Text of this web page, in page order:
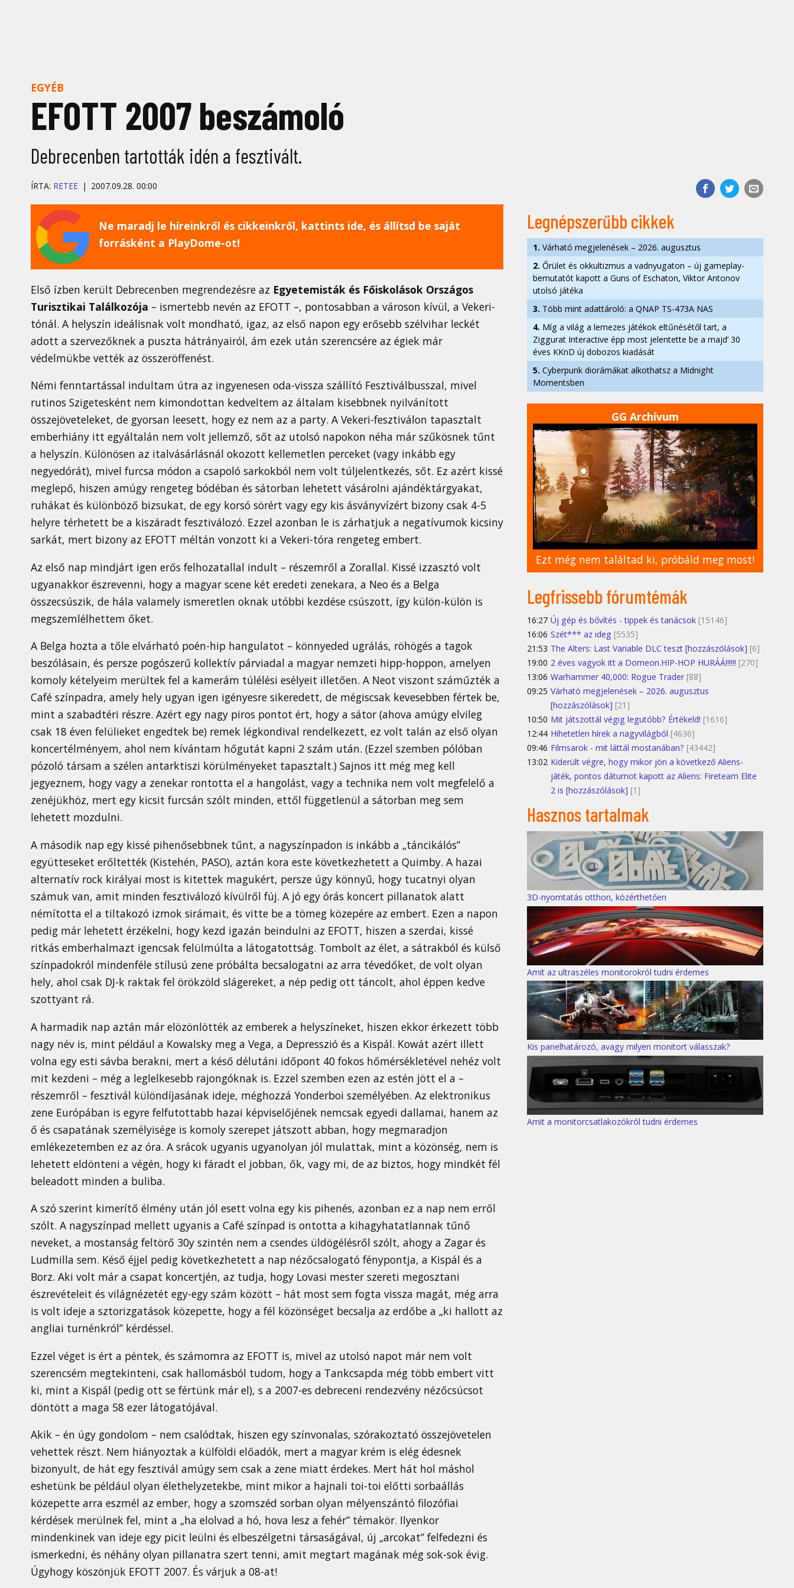
EGYÉB
EFOTT 2007 beszámoló
Debrecenben tartották idén a fesztivált.
ÍRTA: RETEE 2007.09.28. 00:00
Ne maradj le híreinkről és cikkeinkről, kattints ide, és állítsd be saját
forrásként a PlayDome-ot!
Első ízben került Debrecenben megrendezésre az Egyetemisták és Főiskolások Országos
Turisztikai Találkozója – ismertebb nevén az EFOTT –, pontosabban a városon kívül, a Vekeri-
tónál. A helyszín ideálisnak volt mondható, igaz, az első napon egy erősebb szélvihar leckét
adott a szervezőknek a puszta hátrányairól, ám ezek után szerencsére az égiek már
védelmükbe vették az összeröffenést.
Némi fenntartással indultam útra az ingyenesen oda-vissza szállító Fesztiválbusszal, mivel
rutinos Szigetesként nem kimondottan kedveltem az általam kisebbnek nyilvánított
összejöveteleket, de gyorsan leesett, hogy ez nem az a party. A Vekeri-fesztiválon tapasztalt
emberhiány itt egyáltalán nem volt jellemző, sőt az utolsó napokon néha már szűkösnek tűnt
a helyszín. Különösen az italvásárlásnál okozott kellemetlen perceket (vagy inkább egy
negyedórát), mivel furcsa módon a csapoló sarkokból nem volt túljelentkezés, sőt. Ez azért kissé
meglepő, hiszen amúgy rengeteg bódéban és sátorban lehetett vásárolni ajándéktárgyakat,
ruhákat és különböző bizsukat, de egy korsó sörért vagy egy kis ásványvízért bizony csak 4-5
helyre térhetett be a kiszáradt fesztiválozó. Ezzel azonban le is zárhatjuk a negatívumok kicsiny
sarkát, mert bizony az EFOTT méltán vonzott ki a Vekeri-tóra rengeteg embert.
Az első nap mindjárt igen erős felhozatallal indult – részemről a Zorallal. Kissé izzasztó volt
ugyanakkor észrevenni, hogy a magyar scene két eredeti zenekara, a Neo és a Belga
összecsúszik, de hála valamely ismeretlen oknak utóbbi kezdése csúszott, így külön-külön is
megszemlélhettem őket.
A Belga hozta a tőle elvárható poén-hip hangulatot – könnyeded ugrálás, röhögés a tagok
beszólásain, és persze pogószerű kollektív párviadal a magyar nemzeti hipp-hoppon, amelyen
komoly kételyeim merültek fel a kamerám túlélési esélyeit illetően. A Neot viszont száműzték a
Café színpadra, amely hely ugyan igen igényesre sikeredett, de mégiscsak kevesebben fértek be,
mint a szabadtéri részre. Azért egy nagy piros pontot ért, hogy a sátor (ahova amúgy elvileg
csak 18 éven felülieket engedtek be) remek légkondival rendelkezett, ez volt talán az első olyan
koncertélményem, ahol nem kívántam hőgutát kapni 2 szám után. (Ezzel szemben pólóban
pózoló társam a szélen antarktiszi körülményeket tapasztalt.) Sajnos itt még meg kell
jegyeznem, hogy vagy a zenekar rontotta el a hangolást, vagy a technika nem volt megfelelő a
zenéjükhöz, mert egy kicsit furcsán szólt minden, ettől függetlenül a sátorban meg sem
lehetett mozdulni.
A második nap egy kissé pihenősebbnek tűnt, a nagyszínpadon is inkább a „táncikálós”
együtteseket erőltették (Kistehén, PASO), aztán kora este következhetett a Quimby. A hazai
alternatív rock királyai most is kitettek magukért, persze úgy könnyű, hogy tucatnyi olyan
számuk van, amit minden fesztiválozó kívülről fúj. A jó egy órás koncert pillanatok alatt
némította el a tiltakozó izmok sirámait, és vitte be a tömeg közepére az embert. Ezen a napon
pedig már lehetett érzékelni, hogy kezd igazán beindulni az EFOTT, hiszen a szerdai, kissé
ritkás emberhalmazt igencsak felülmúlta a látogatottság. Tombolt az élet, a sátrakból és külső
színpadokról mindenféle stílusú zene próbálta becsalogatni az arra tévedőket, de volt olyan
hely, ahol csak DJ-k raktak fel örökzöld slágereket, a nép pedig ott táncolt, ahol éppen kedve
szottyant rá.
A harmadik nap aztán már elözönlötték az emberek a helyszíneket, hiszen ekkor érkezett több
nagy név is, mint például a Kowalsky meg a Vega, a Depresszió és a Kispál. Kowát azért illett
volna egy esti sávba berakni, mert a késő délutáni időpont 40 fokos hőmérsékletével nehéz volt
mit kezdeni – még a leglelkesebb rajongóknak is. Ezzel szemben ezen az estén jött el a –
részemről – fesztivál különdíjasának ideje, méghozzá Yonderboi személyében. Az elektronikus
zene Európában is egyre felfutottabb hazai képviselőjének nemcsak egyedi dallamai, hanem az
ő és csapatának személyisége is komoly szerepet játszott abban, hogy megmaradjon
emlékezetemben ez az óra. A srácok ugyanis ugyanolyan jól mulattak, mint a közönség, nem is
lehetett eldönteni a végén, hogy ki fáradt el jobban, ők, vagy mi, de az biztos, hogy mindkét fél
beleadott minden a buliba.
A szó szerint kimerítő élmény után jól esett volna egy kis pihenés, azonban ez a nap nem erről
szólt. A nagyszínpad mellett ugyanis a Café színpad is ontotta a kihagyhatatlannak tűnő
neveket, a mostanság feltörő 30y szintén nem a csendes üldögélésről szólt, ahogy a Zagar és
Ludmilla sem. Késő éjjel pedig következhetett a nap nézőcsalogató fénypontja, a Kispál és a
Borz. Aki volt már a csapat koncertjén, az tudja, hogy Lovasi mester szereti megosztani
észrevételeit és világnézetét egy-egy szám között – hát most sem fogta vissza magát, még arra
is volt ideje a sztorizgatások közepette, hogy a fél közönséget becsalja az erdőbe a „ki hallott az
angliai turnénkról” kérdéssel.
Ezzel véget is ért a péntek, és számomra az EFOTT is, mivel az utolsó napot már nem volt
szerencsém megtekinteni, csak hallomásból tudom, hogy a Tankcsapda még több embert vitt
ki, mint a Kispál (pedig ott se fértünk már el), s a 2007-es debreceni rendezvény nézőcsúcsot
döntött a maga 58 ezer látogatójával.
Akik – én úgy gondolom – nem csalódtak, hiszen egy színvonalas, szórakoztató összejövetelen
vehettek részt. Nem hiányoztak a külföldi előadók, mert a magyar krém is elég édesnek
bizonyult, de hát egy fesztivál amúgy sem csak a zene miatt érdekes. Mert hát hol máshol
eshetünk be például olyan élethelyzetekbe, mint mikor a hajnali toi-toi előtti sorbaállás
közepette arra eszmél az ember, hogy a szomszéd sorban olyan mélyenszántó filozófiai
kérdések merülnek fel, mint a „ha elolvad a hó, hova lesz a fehér” témakör. Ilyenkor
mindenkinek van ideje egy picit leülni és elbeszélgetni társaságával, új „arcokat” felfedezni és
ismerkedni, és néhány olyan pillanatra szert tenni, amit megtart magának még sok-sok évig.
Úgyhogy köszönjük EFOTT 2007. És várjuk a 08-at!
Legnépszerűbb cikkek
1. Várható megjelenések – 2026. augusztus
2. Őrület és okkultizmus a vadnyugaton – új gameplay-
bemutatót kapott a Guns of Eschaton, Viktor Antonov
utolsó játéka
3. Több mint adattároló: a QNAP TS-473A NAS
4. Míg a világ a lemezes játékok eltűnésétől tart, a
Ziggurat Interactive épp most jelentette be a majd’ 30
éves KKnD új dobozos kiadását
5. Cyberpunk diorámákat alkothatsz a Midnight
Momentsben
GG Archívum
Ezt még nem találtad ki, próbáld meg most!
Legfrissebb fórumtémák
16:27 Új gép és bővítés - tippek és tanácsok [15146]
16:06 Szét*** az ideg [5535]
21:53 The Alters: Last Variable DLC teszt [hozzászólások] [6]
19:00 2 éves vagyok itt a Domeon.HIP-HOP HURÁÁ!!!!!! [270]
13:06 Warhammer 40,000: Rogue Trader [88]
09:25 Várható megjelenések – 2026. augusztus
[hozzászólások] [21]
10:50 Mit játszottál végig legutóbb? Értékeld! [1616]
12:44 Hihetetlen hírek a nagyvilágból [4636]
09:46 Filmsarok - mit láttál mostanában? [43442]
13:02 Kiderült végre, hogy mikor jön a következő Aliens-
játék, pontos dátumot kapott az Aliens: Fireteam Elite
2 is [hozzászólások] [1]
Hasznos tartalmak
3D-nyomtatás otthon, közérthetően
Amit az ultraszéles monitorokról tudni érdemes
Kis panelhatározó, avagy milyen monitort válasszak?
Amit a monitorcsatlakozókról tudni érdemes